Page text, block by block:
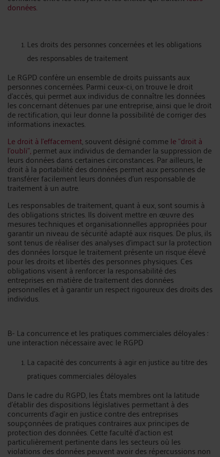
données.
Les droits des personnes concernées et les obligations
des responsables de traitement
Le RGPD confère un ensemble de droits puissants aux
personnes concernées. Parmi ceux-ci, on trouve le droit
d'accès, qui permet aux individus de connaître les données
les concernant détenues par une entreprise, ainsi que le droit
de rectification, qui leur donne la possibilité de corriger des
informations inexactes.
Le droit à l'effacement, souvent désigné commele "droit à
l'oubli",permet aux individus de demander la suppression de
leurs données dans certaines circonstances. Par ailleurs, le
droit à la portabilité des données permet aux personnes de
transférer facilement leurs données d'un responsable de
traitement à un autre.
Les responsables de traitement, quant à eux, sont soumis à
des obligations strictes. Ils doivent mettre en œuvre des
mesures techniques et organisationnelles appropriées pour
garantir un niveau de sécurité adapté aux risques. De plus, ils
sont tenus de réaliser des analyses d'impact sur la protection
des données lorsque le traitement présente un risque élevé
pour les droits et libertés des personnes physiques. Ces
obligations visent à renforcer la responsabilité des
entreprises en matière de traitement des données
personnelles et à garantir un respect rigoureux des droits des
individus.
B- La concurrence et les pratiques commerciales déloyales :
une interaction nécessaire avec le RGPD
La capacité des concurrents à agir en justice au titre des
pratiques commerciales déloyales
Dans le cadre du RGPD, les États membres ont la latitude
d'établir des dispositions législatives permettant à des
concurrents d'agir en justice contre des entreprises
soupçonnées de pratiques contraires aux principes de
protection des données. Cette faculté d'action est
particulièrement pertinente dans les secteurs où les
violations des données peuvent avoir des répercussions non